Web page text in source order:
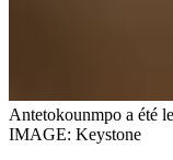
Antetokounmpo a été
IMAGE: Keystone